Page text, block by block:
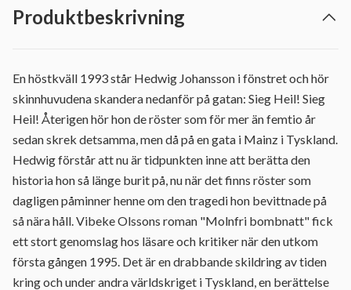
Produktbeskrivning
En höstkväll 1993 står Hedwig Johansson i fönstret och hör
skinnhuvudena skandera nedanför på gatan: Sieg Heil! Sieg
Heil! Återigen hör hon de röster som för mer än femtio år
sedan skrek detsamma, men då på en gata i Mainz i Tyskland.
Hedwig förstår att nu är tidpunkten inne att berätta den
historia hon så länge burit på, nu när det finns röster som
dagligen påminner henne om den tragedi hon bevittnade på
så nära håll. Vibeke Olssons roman "Molnfri bombnatt" fick
ett stort genomslag hos läsare och kritiker när den utkom
första gången 1995. Det är en drabbande skildring av tiden
kring och under andra världskriget i Tyskland, en berättelse